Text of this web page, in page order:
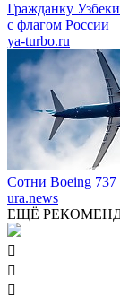
Гражданку
с флагом России
ya-turbo.ru
Сотни Boeing 737
ura.news
ЕЩЁ


